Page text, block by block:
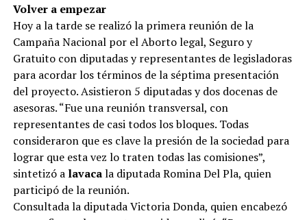
Volver a empezar
Hoy a la tarde se realizó la primera reunión de la
Campaña Nacional por el Aborto legal, Seguro y
Gratuito con diputadas y representantes de legisladoras
para acordar los términos de la séptima presentación
del proyecto. Asistieron 5 diputadas y dos docenas de
asesoras. “Fue una reunión transversal, con
representantes de casi todos los bloques. Todas
consideraron que es clave la presión de la sociedad para
lograr que esta vez lo traten todas las comisiones”,
sintetizó a lavacala diputada Romina Del Pla, quien
participó de la reunión.
Consultada la diputada Victoria Donda, quien encabezó